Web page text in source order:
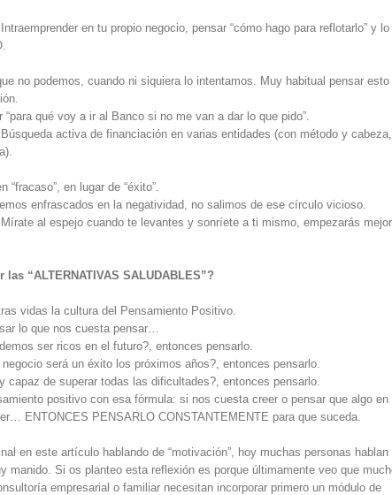
en tu propio negocio, pensar “cómo hago para reflotarlo” y
no podemos, cuando ni siquiera lo intentamos. Muy habitual pensar esto
qué voy a ir al Banco si no me van a dar lo que pido”.
activa de financiación en varias entidades (con método y
“fracaso”, en lugar de “éxito”.
enfrascados en la negatividad, no salimos de ese círculo vicioso.
al espejo cuando te levantes y sonríete a ti mismo, empezarás
“ALTERNATIVAS SALUDABLES”?
vidas la cultura del Pensamiento Positivo.
lo que nos cuesta pensar…
ser ricos en el futuro?, entonces pensarlo.
será un éxito los próximos años?, entonces pensarlo.
capaz de superar todas las dificultades?, entonces pensarlo.
positivo con esa fórmula: si nos cuesta creer o pensar que algo en
ENTONCES PENSARLO CONSTANTEMENTE para que suceda.
en este artículo hablando de “motivación”, hoy muchas personas hablan
manido. Si os planteo esta reflexión es porque últimamente veo que
empresarial o familiar necesitan incorporar primero un módulo de